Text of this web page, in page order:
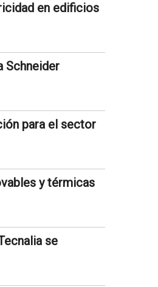
en edificios
Schneider
para el sector
y térmicas
se